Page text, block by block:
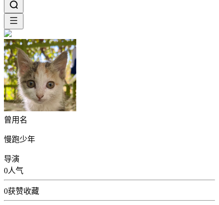
曾用名
慢跑少年
导演
0人气
0获赞收藏